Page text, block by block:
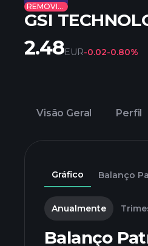
REMOVIDO
GSI
2.48EUR-0.02-0.80%
Visão Geral Perfil
Gráfico Balanço
Anualmente
Balanço